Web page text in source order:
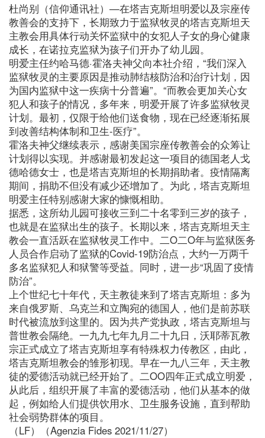
杜尚别（信仰通讯社）—在塔吉克斯坦明爱以及宗座传
教善会的支持下，长期致力于监狱牧灵的塔吉克斯坦天
主教会用具体行动关怀监狱中的女犯人子女的身心健康
成长，在诺拉克监狱为孩子们开办了幼儿园。
明爱主任约哈马德·霍洛夫神父向本社介绍，“我们深入
监狱牧灵的主要原因是推动肺结核防治和治疗计划，因
为国内监狱中这一疾病十分普遍”。“而教会更加关心女
犯人和孩子的情况，多年来，明爱开展了许多监狱牧灵
计划。最初，仅限于给他们送食物，现在已经逐渐拓展
到改善结构体制和卫生-医疗”。
霍洛夫神父继续表示，感谢美国宗座传教善会的众筹让
计划得以实现。并感谢最初发起这一项目的德国老人戈
德哈德女士，也是塔吉克斯坦的长期捐助者。疫情隔离
期间，捐助不但没有减少还增加了。为此，塔吉克斯坦
明爱主任特别感谢大家的慷慨相助。
据悉，这所幼儿园可接收三到二十名零到三岁的孩子，
也就是在监狱出生的孩子。长期以来，塔吉克斯坦天主
教会一直活跃在监狱牧灵工作中。二O二O年与监狱医务
人员合作启动了监狱的Covid-19防治点，大约一万两千
多名监狱犯人和狱警等受益。同时，进一步“巩固了疫情
防治”。
上个世纪七十年代，天主教徒来到了塔吉克斯坦：多为
来自俄罗斯、乌克兰和立陶宛的德国人，他们是前苏联
时代被流放到这里的。因为共产党执政，塔吉克斯坦与
普世教会隔绝。一九九七年九月二十九日，沃耶蒂瓦教
宗正式成立了塔吉克斯坦享有特殊权力传教区，由此，
塔吉克斯坦教会的雏形初现。早在一九八三年，天主教
徒的爱德活动就已经开始了。二OO四年正式成立明爱，
从此后，组织开展了丰富的爱德活动，他们从基本的做
起，例如给人们提供饮用水、卫生服务设施，直到帮助
社会弱势群体的项目。
（LF）（Agenzia Fides 2021/11/27）